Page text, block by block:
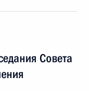
Совета